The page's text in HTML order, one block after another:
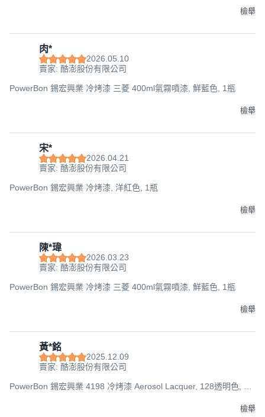
檢舉
肉*
2026.05.10
賣家: 酷澎股份有限公司
PowerBon 錫宏興業 冷烤漆 三菱 400ml氣霧噴漆, 鮮藍色, 1瓶
檢舉
宋*
2026.04.21
賣家: 酷澎股份有限公司
PowerBon 錫宏興業 冷烤漆, 洋紅色, 1瓶
檢舉
陳*瑋
2026.03.23
賣家: 酷澎股份有限公司
PowerBon 錫宏興業 冷烤漆 三菱 400ml氣霧噴漆, 鮮藍色, 1瓶
檢舉
黃*銘
2025.12.09
賣家: 酷澎股份有限公司
PowerBon 錫宏興業 4198 冷烤漆 Aerosol Lacquer, 128透明色, 1
檢舉